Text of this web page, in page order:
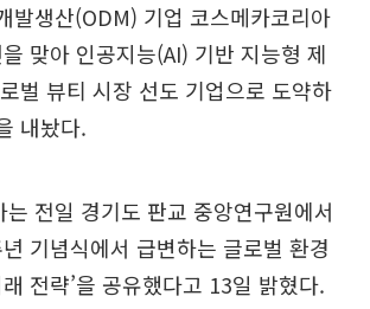
발생산(ODM) 기업 코스메카코리아
맞아 인공지능(AI) 기반 지능형 제
벌 뷰티 시장 선도 기업으로 도약하
내놨다.
전일 경기도 판교 중앙연구원에서
기념식에서 급변하는 글로벌 환경
전략’을 공유했다고 13일 밝혔다.